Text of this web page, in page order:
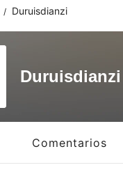
/ Duruisdianzi
Duruisdianzi
Comentarios